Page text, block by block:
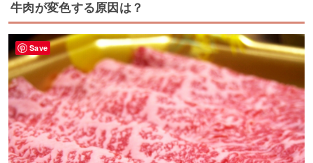
牛肉が変色する原因は？
Save